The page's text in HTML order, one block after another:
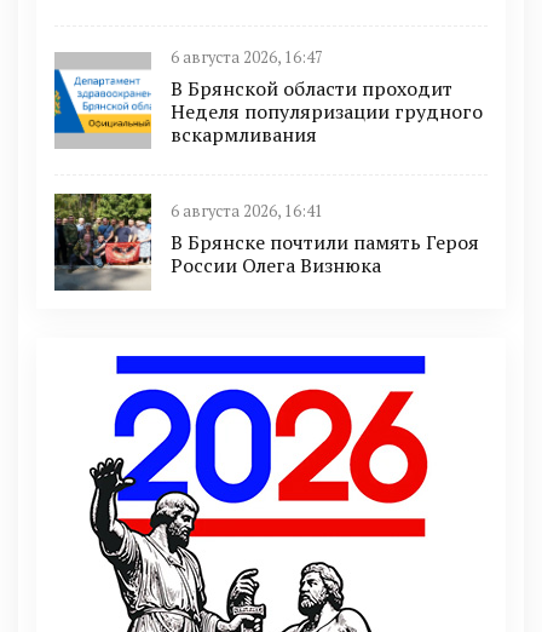
6 августа 2026, 16:47
В Брянской области проходит
Неделя популяризации грудного
вскармливания
6 августа 2026, 16:41
В Брянске почтили память Героя
России Олега Визнюка